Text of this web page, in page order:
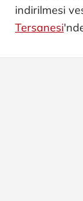
indirilmesi
Tersanesi